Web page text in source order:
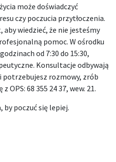
może doświadczyć
czy poczucia przytłoczenia.
wiedzieć, że nie jesteśmy
pomoc. W ośrodku
od 7:30 do 15:30,
Konsultacje odbywają
potrzebujesz rozmowy, zrób
OPS: 68 355 24 37, wew. 21.
by poczuć się lepiej.